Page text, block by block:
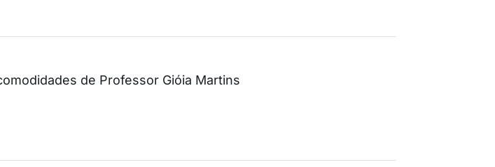
de Professor Gióia Martins